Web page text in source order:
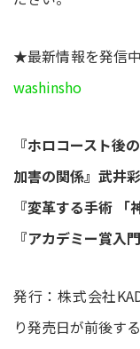
★最新情報を発信
washinsho
『ホロコースト後
加害の関係』武井
『変革する手術
『アカデミー賞入
発行：株式会社
り発売日が前後す